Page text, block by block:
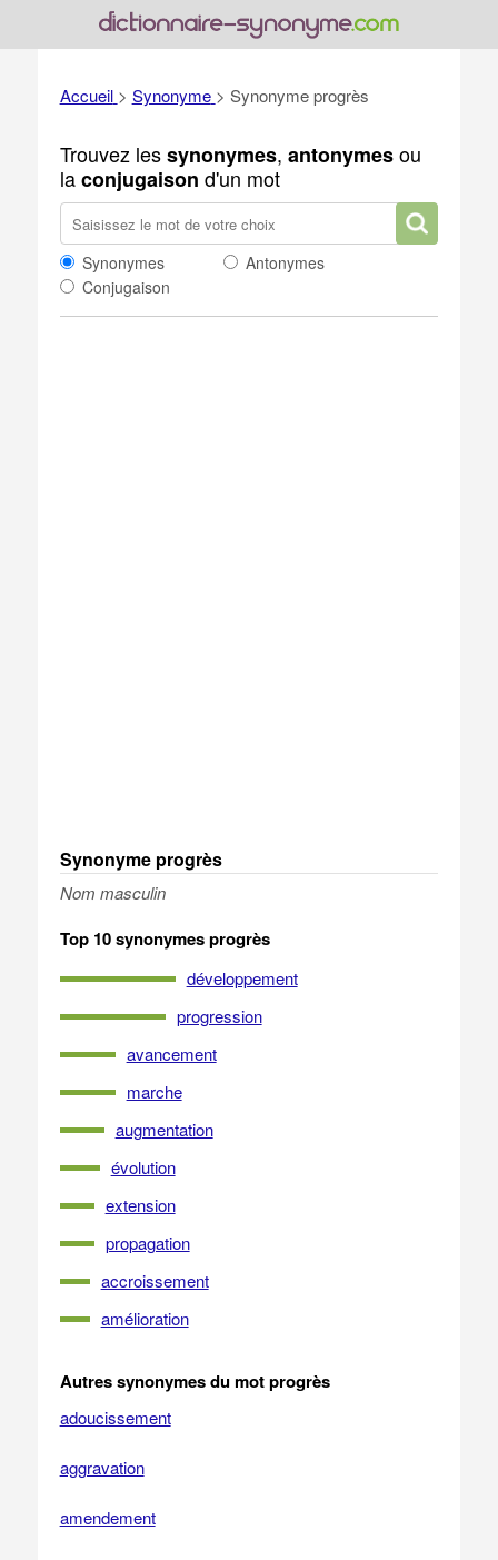
Accueil > Synonyme > Synonyme progrès
Trouvez lessynonymes, antonymesou
laconjugaison d'un mot
Synonymes
Antonymes
Conjugaison
Synonyme progrès
Nom masculin
Top 10 synonymes progrès
développement
progression
avancement
marche
augmentation
évolution
extension
propagation
accroissement
amélioration
Autres synonymes du mot progrès
adoucissement
aggravation
amendement